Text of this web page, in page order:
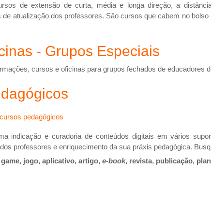
de extensão de curta, média e longa direção, a
atualização dos professores. São cursos que cabem no
- Grupos Especiais
cursos e oficinas para grupos fechados de educadores
pedagógicos
Glossário
indicação e curadoria de conteúdos digitais em vários
professores e enriquecimento da sua práxis pedagógica.
game, jogo, aplicativo, artigo, e-book, revista, publicação,